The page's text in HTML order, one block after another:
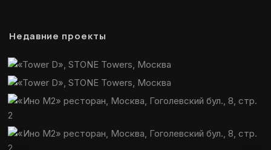
Недавние проекты